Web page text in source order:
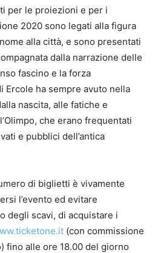
per le proiezioni e per i
2020 sono legati alla figura
alla città, e sono presentati
dalla narrazione delle
fascino e la forza
Ercole ha sempre avuto nella
nascita, alle fatiche e
che erano frequentati
e pubblici dell’antica
di biglietti è vivamente
l’evento ed evitare
degli scavi, di acquistare i
(con commissione
fino alle ore 18.00 del giorno